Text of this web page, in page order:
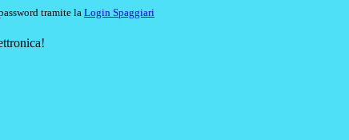
tramite la Login Spaggiari